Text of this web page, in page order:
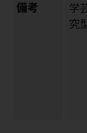
備考
学
究